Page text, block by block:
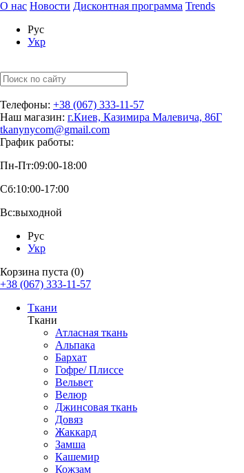
О нас Новости Дисконтная программа Trends
Рус
Укр
Телефоны: +38 (067) 333-11-57
Наш магазин: г.Киев, Казимира Малевича, 86Г
tkanynycom@gmail.com
График работы:
Пн-Пт:09:00-18:00
Сб:10:00-17:00
Вс:выходной
Рус
Укр
Корзина пуста (0)
+38 (067) 333-11-57
Ткани
Ткани
Атласная ткань
Альпака
Бархат
Гофре/ Плиссе
Вельвет
Велюр
Джинсовая ткань
Довяз
Жаккард
Замша
Кашемир
Кожзам